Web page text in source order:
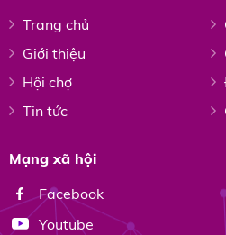
Trang chủ
Giới thiệu
Hội chợ
Tin tức
Mạng xã hội
Facebook
Youtube